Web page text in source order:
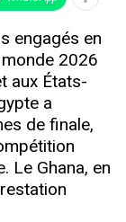
engagés en
2026
aux États-
a
de finale,
Le Ghana, en